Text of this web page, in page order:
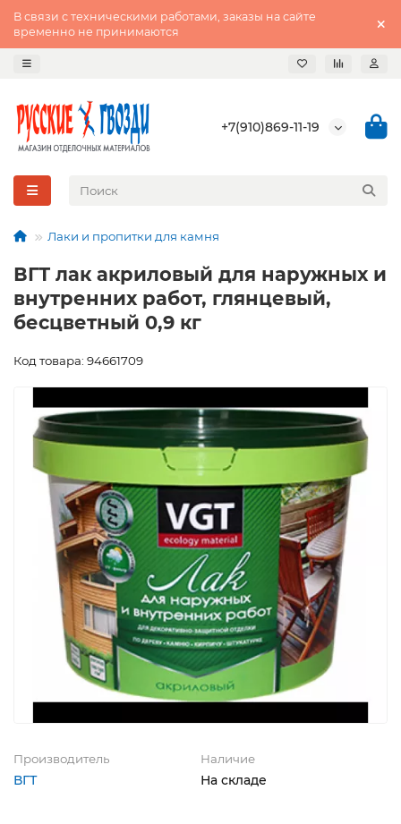
В связи с техническими работами, заказы на сайте
временно не принимаются
+7(910)869-11-19
Лаки и пропитки для камня
ВГТ лак акриловый для наружных и
внутренних работ, глянцевый,
бесцветный 0,9 кг
Код товара: 94661709
Производитель
ВГТ
Наличие
На складе